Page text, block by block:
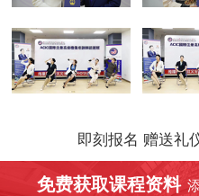
即刻报名 赠送礼
免费获取课程资料